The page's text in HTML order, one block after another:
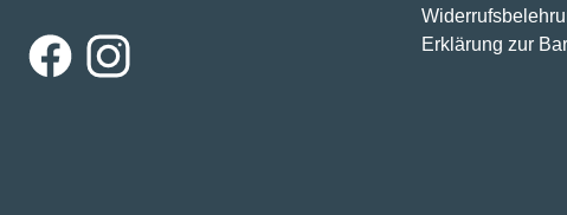
Erklärung zur
FacebookInstagram